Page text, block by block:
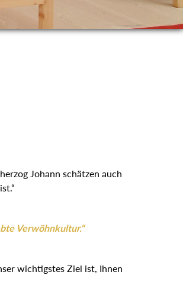
Johann schätzen auch
Verwöhnkultur.“
wichtigstes Ziel ist, Ihnen